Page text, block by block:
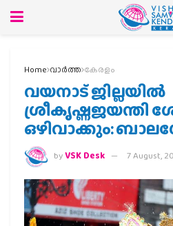
Home വാര്‍ത്ത കേരളം
വയനാട് ജില്ലയില്‍
ശ്രീകൃഷ്ണജയന്തി
ഒഴിവാക്കും:
byVSK Desk 7 August,